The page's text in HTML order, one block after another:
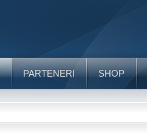
PARTENERI SHOP